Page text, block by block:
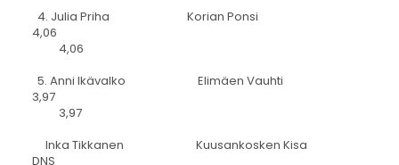
4. Julia Priha Korian Ponsi
4,06
4,06
5. Anni Ikävalko Elimäen Vauhti
3,97
3,97
Inka Tikkanen Kuusankosken Kisa
DNS